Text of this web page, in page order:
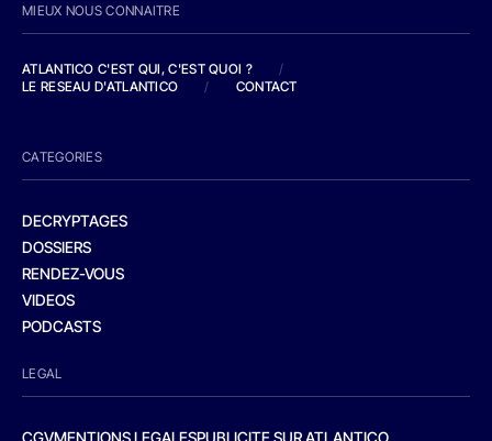
MIEUX NOUS CONNAITRE
ATLANTICO C'EST QUI, C'EST QUOI ?
/
LE RESEAU D'ATLANTICO
/ CONTACT
CATEGORIES
DECRYPTAGES
DOSSIERS
RENDEZ-VOUS
VIDEOS
PODCASTS
LEGAL
CGVMENTIONS LEGALESPUBLICITE SUR ATLANTICO